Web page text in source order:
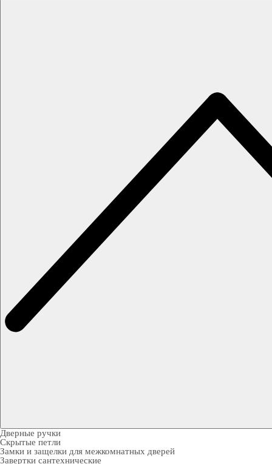
Дверные ручки
Скрытые петли
Замки и защелки для межкомнатных дверей
Завертки сантехнические